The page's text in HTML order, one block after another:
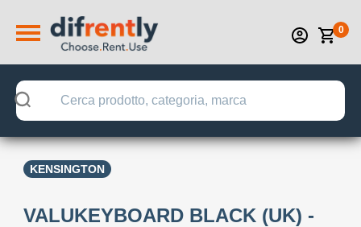
0
KENSINGTON
VALUKEYBOARD BLACK (UK) -